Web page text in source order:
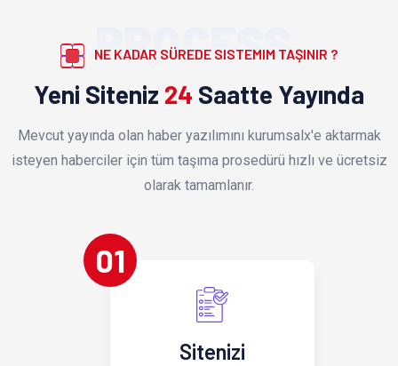
PROCESS
NE KADAR SÜREDE SISTEMIM TAŞINIR ?
Yeni Siteniz 24 Saatte Yayında
Mevcut yayında olan haber yazılımını kurumsalx'e aktarmak
isteyen haberciler için tüm taşıma prosedürü hızlı ve ücretsiz
olarak tamamlanır.
01
Sitenizi